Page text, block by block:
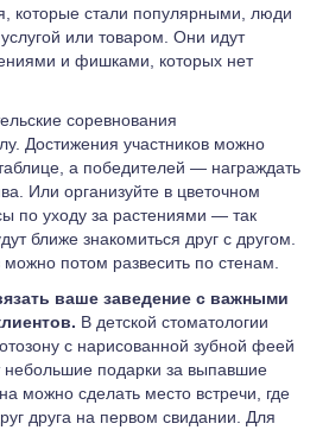
которые стали популярными, люди
или товаром. Они идут
и фишками, которых нет
соревнования
Достижения участников можно
а победителей — награждать
Или организуйте в цветочном
по уходу за растениями — так
ближе знакомиться друг с другом.
потом развесить по стенам.
ваше заведение с важными
В детской стоматологии
с нарисованной зубной феей
небольшие подарки за выпавшие
можно сделать место встречи, где
друга на первом свидании. Для